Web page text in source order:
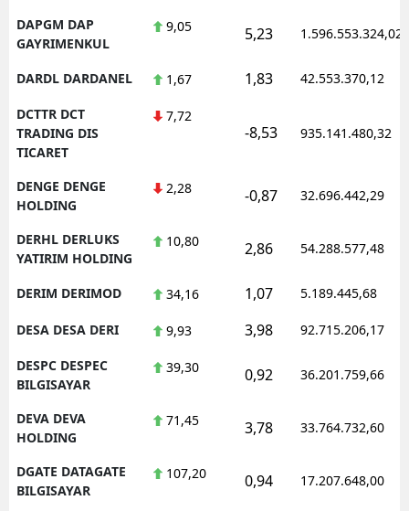
DAPGM DAP
GAYRIMENKUL
9,05 5,23 1.596.553.324,02
DARDL DARDANEL 1,67 1,83 42.553.370,12
DCTTR DCT
TRADING DIS
TICARET
7,72
-8,53 935.141.480,32
DENGE DENGE
HOLDING
2,28 -0,87 32.696.442,29
DERHL DERLUKS
YATIRIM HOLDING
10,80 2,86 54.288.577,48
DERIM DERIMOD 34,16 1,07 5.189.445,68
DESA DESA DERI 9,93 3,98 92.715.206,17
DESPC DESPEC
BILGISAYAR
39,30 0,92 36.201.759,66
DEVA DEVA
HOLDING
71,45 3,78 33.764.732,60
DGATE DATAGATE
BILGISAYAR
107,20 0,94 17.207.648,00